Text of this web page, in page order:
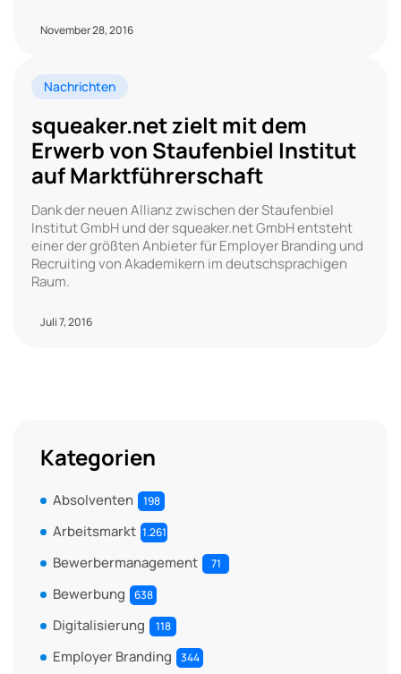
November 28, 2016
Nachrichten
squeaker.net zielt mit dem
Erwerb von Staufenbiel Institut
auf Marktführerschaft
Dank der neuen Allianz zwischen der Staufenbiel
Institut GmbH und der squeaker.net GmbH entsteht
einer der größten Anbieter für Employer Branding und
Recruiting von Akademikern im deutschsprachigen
Raum.
Juli 7, 2016
Kategorien
Absolventen 198
Arbeitsmarkt 1.261
Bewerbermanagement 71
Bewerbung 638
Digitalisierung 118
Employer Branding 344